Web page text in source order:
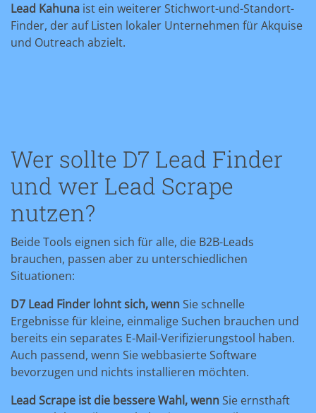
Lead Kahuna ist ein weiterer Stichwort-und-Standort-
Finder, der auf Listen lokaler Unternehmen für Akquise
und Outreach abzielt.
Wer sollte D7 Lead Finder
und wer Lead Scrape
nutzen?
Beide Tools eignen sich für alle, die B2B-Leads
brauchen, passen aber zu unterschiedlichen
Situationen:
D7 Lead Finder lohnt sich, wennSie schnelle
Ergebnisse für kleine, einmalige Suchen brauchen und
bereits ein separates E-Mail-Verifizierungstool haben.
Auch passend, wenn Sie webbasierte Software
bevorzugen und nichts installieren möchten.
Lead Scrape ist die bessere Wahl, wennSie ernsthaft